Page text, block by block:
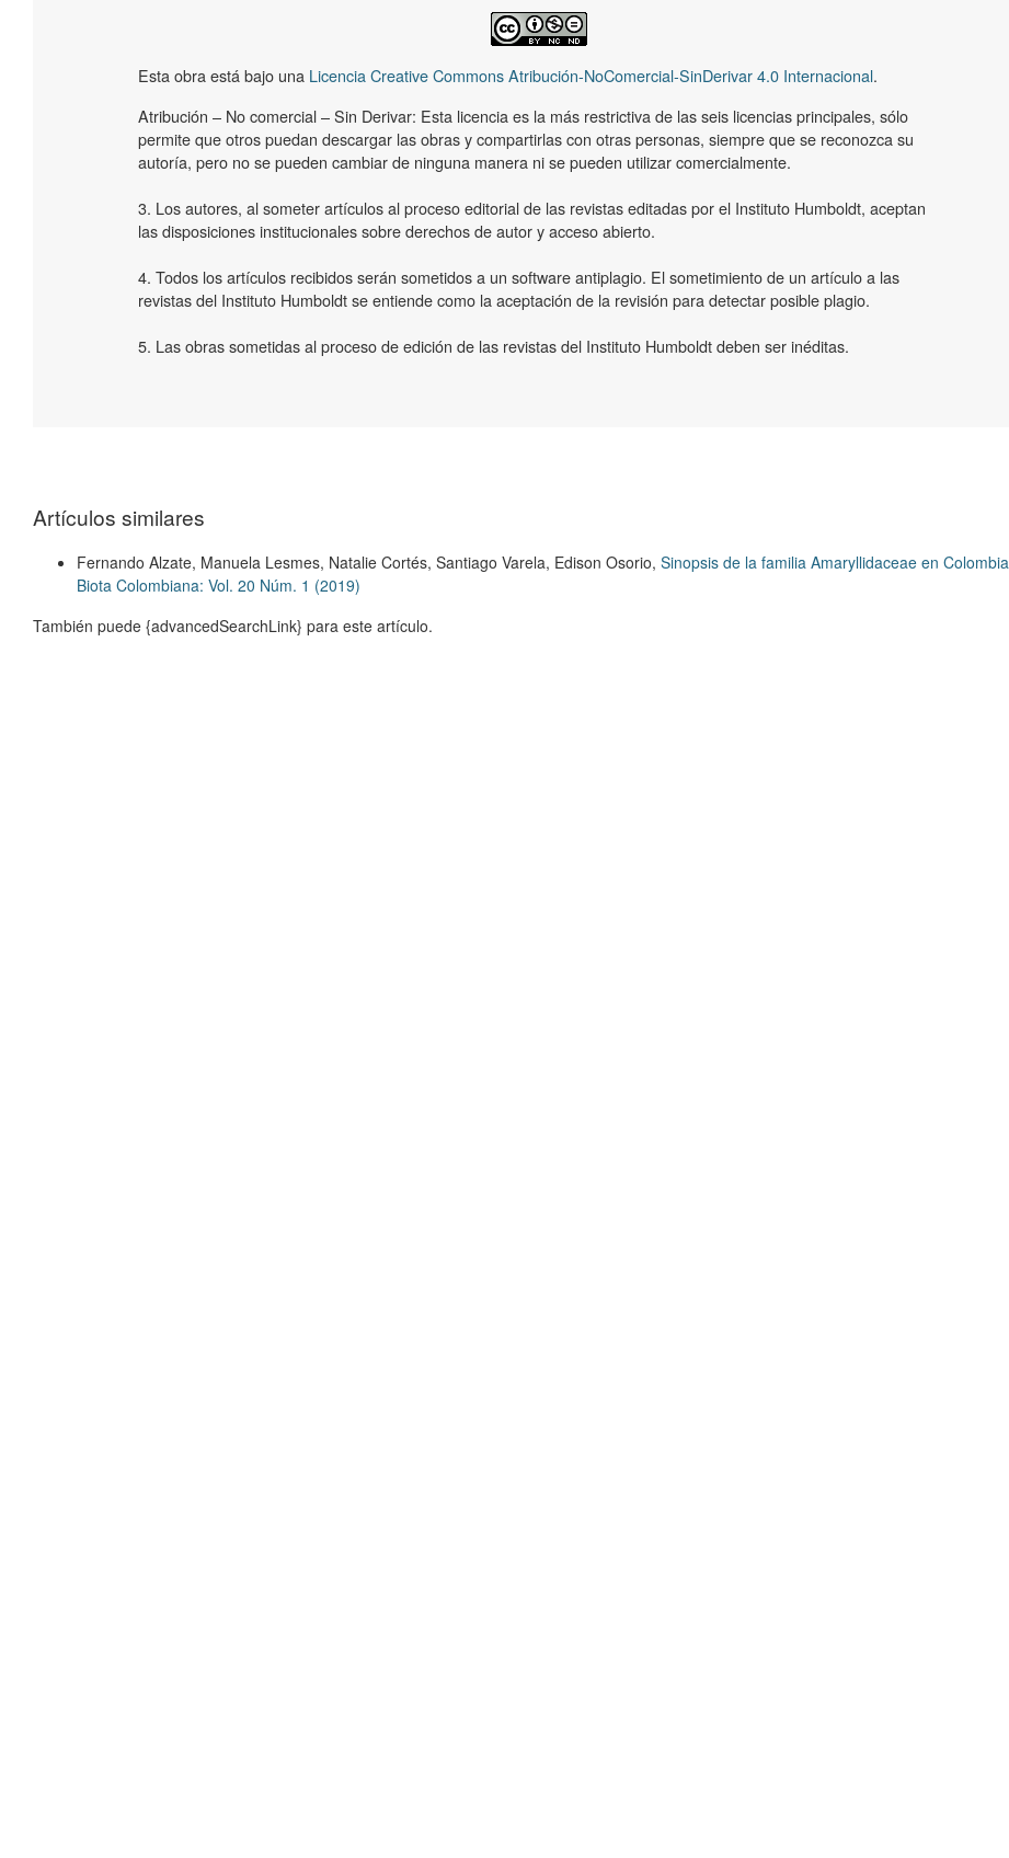
Esta obra está bajo una Licencia Creative Commons Atribución-NoComercial-SinDerivar 4.0 Internacional.
Atribución – No comercial – Sin Derivar: Esta licencia es la más restrictiva de las seis licencias principales, sólo
permite que otros puedan descargar las obras y compartirlas con otras personas, siempre que se reconozca su
autoría, pero no se pueden cambiar de ninguna manera ni se pueden utilizar comercialmente.
3. Los autores, al someter artículos al proceso editorial de las revistas editadas por el Instituto Humboldt, aceptan
las disposiciones institucionales sobre derechos de autor y acceso abierto.
4. Todos los artículos recibidos serán sometidos a un software antiplagio. El sometimiento de un artículo a las
revistas del Instituto Humboldt se entiende como la aceptación de la revisión para detectar posible plagio.
5. Las obras sometidas al proceso de edición de las revistas del Instituto Humboldt deben ser inéditas.
Artículos similares
Fernando Alzate, Manuela Lesmes, Natalie Cortés, Santiago Varela, Edison Osorio, Sinopsis de la familia Amaryllidaceae en Colombia
Biota Colombiana: Vol. 20 Núm. 1 (2019)
También puede {advancedSearchLink} para este artículo.